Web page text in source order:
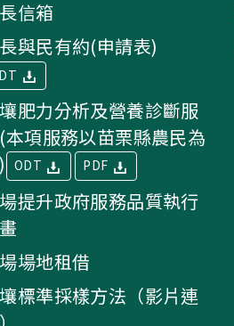
信箱
與民有約(申請表)
肥力分析及營養診斷服
本項服務以苗栗縣農民為
ODT PDF
提升政府服務品質執行
場地租借
標準採樣方法（影片連